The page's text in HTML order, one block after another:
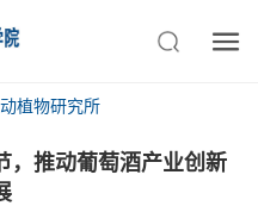
植物研究所
，推动葡萄酒产业创新